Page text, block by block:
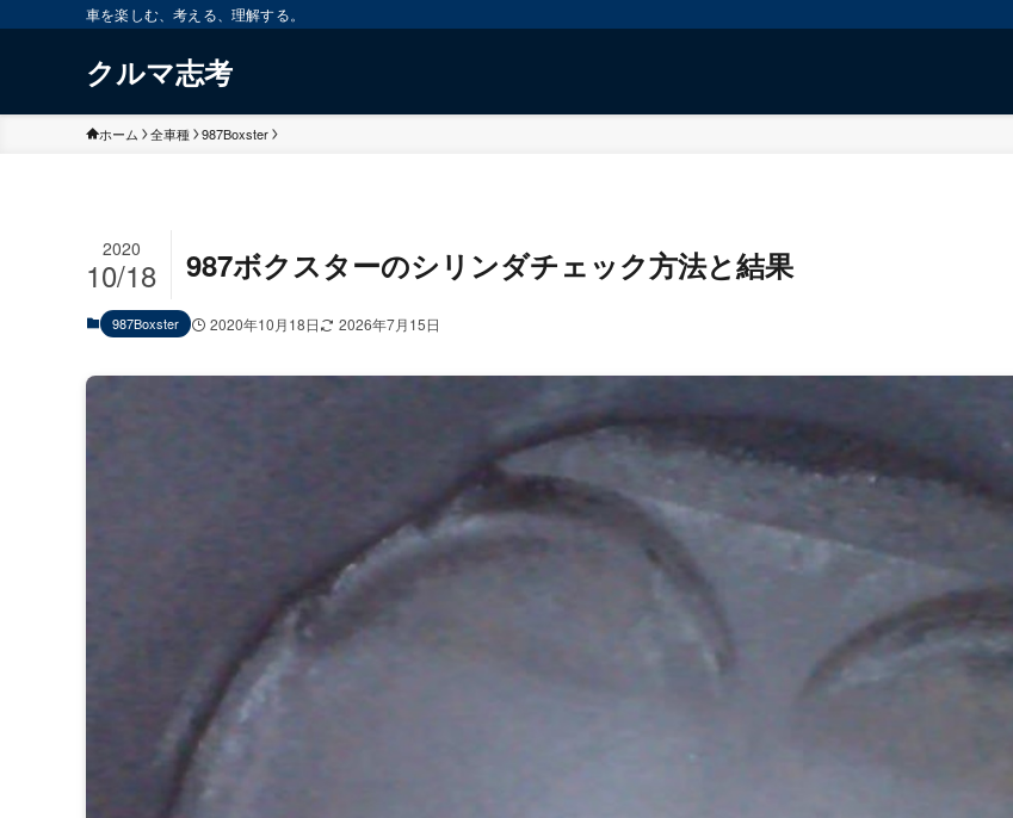
車を楽しむ、考える、理解する。
クルマ志考
ホーム 全車種 987Boxster
987ボクスターのシリンダチェック方法と結果
2020
10/18
987Boxster 2020年10月18日 2026年7月15日